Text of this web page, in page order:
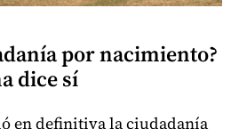
por nacimiento?
dice sí
en definitiva la ciudadanía